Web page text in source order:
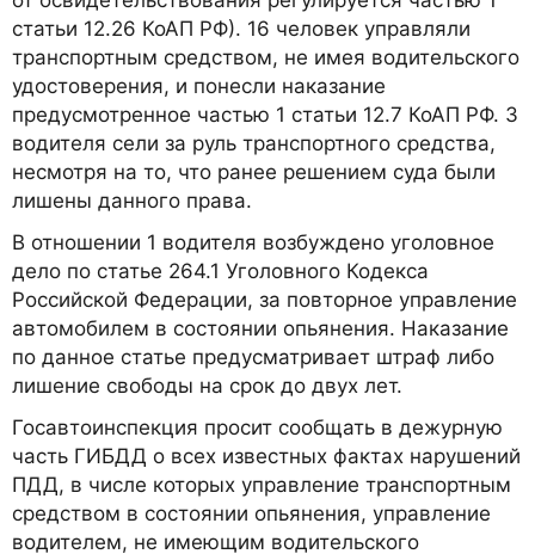
статьи 12.26 КоАП РФ). ­­­­16 человек управляли
транспортным средством, не имея водительского
удостоверения, и понесли наказание
предусмотренное частью 1 статьи 12.7 КоАП РФ. 3
водителя сели за руль транспортного средства,
несмотря на то, что ранее решением суда были
лишены данного права.
В отношении 1 водителя возбуждено уголовное
дело по статье 264.1 Уголовного Кодекса
Российской Федерации, за повторное управление
автомобилем в состоянии опьянения. Наказание
по данное статье предусматривает штраф либо
лишение свободы на срок до двух лет.
Госавтоинспекция просит сообщать в дежурную
часть ГИБДД о всех известных фактах нарушений
ПДД, в числе которых управление транспортным
средством в состоянии опьянения, управление
водителем, не имеющим водительского